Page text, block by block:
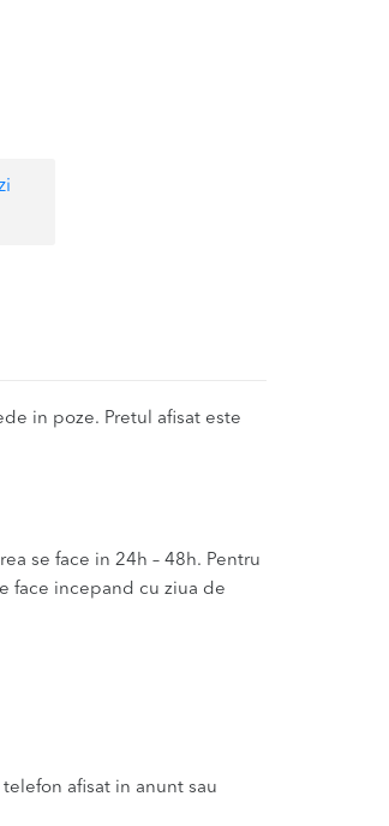
in poze. Pretul afisat este
se face in 24h – 48h. Pentru
face incepand cu ziua de
afisat in anunt sau